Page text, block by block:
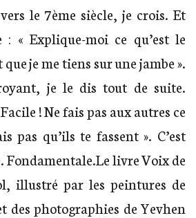
le 7ème siècle, je crois. Et
« Explique-moi ce qu’est le
je me tiens sur une jambe ».
je le dis tout de suite.
! Ne fais pas aux autres ce
pas qu’ils te fassent ». C’est
Fondamentale.Le livre Voix de
illustré par les peintures de
des photographies de Yevhen